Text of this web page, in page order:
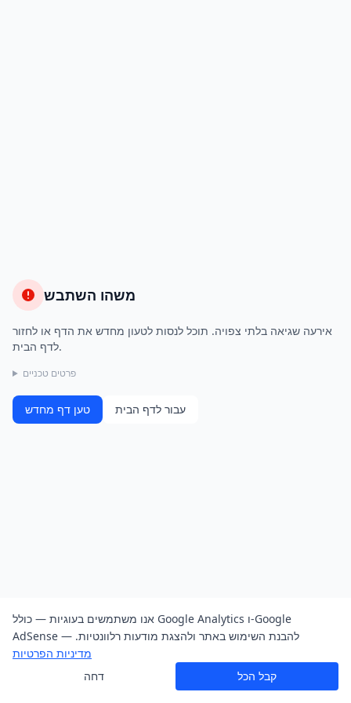
משהו השתבש
אירעה שגיאה בלתי צפויה. תוכל לנסות לטעון מחדש את הדף או לחזור
לדף הבית.
פרטים טכניים
טען דף מחדש עבור לדף הבית
אנו משתמשים בעוגיות — כולל Google Analytics ו-Google
AdSense — להבנת השימוש באתר ולהצגת מודעות רלוונטיות.
מדיניות הפרטיות
דחה
קבל הכל